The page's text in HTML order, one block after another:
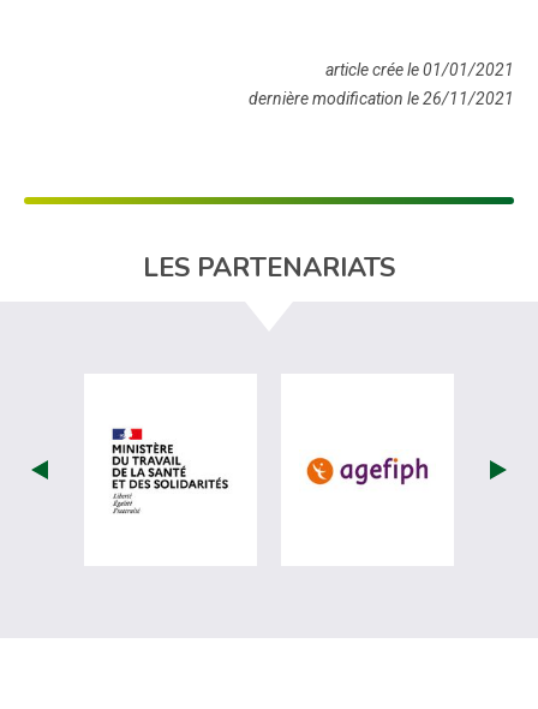
article crée le 01/01/2021
dernière modification le 26/11/2021
LES PARTENARIATS
visiter les site de Ministère du travail
visiter les